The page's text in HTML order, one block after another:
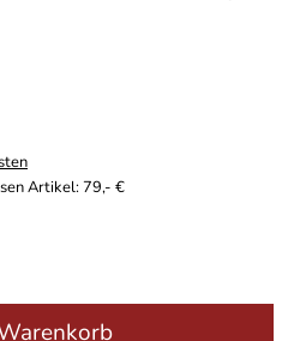
Artikel: 79,- €